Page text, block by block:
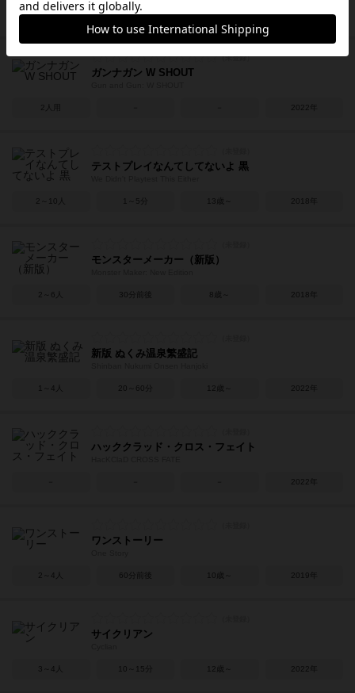
2～4人 15分前後 6歳～ 2015年
ガンナガン W SHOUT
2人用 2022年
テストプレイなんてしてないよ 黒
2～10人 1～5分 13歳～ 2018年
モンスターメーカー（新版）
2～6人 30分前後 8歳～ 2018年
新版 ぬくみ温泉繁盛記
1～4人 20～60分 12歳～ 2022年
ハッククラッド・クロス・フェイト
2022年
ワンストーリー
2～4人 60分前後 10歳～ 2019年
サイクリアン
3～4人 10～15分 12歳～ 2022年